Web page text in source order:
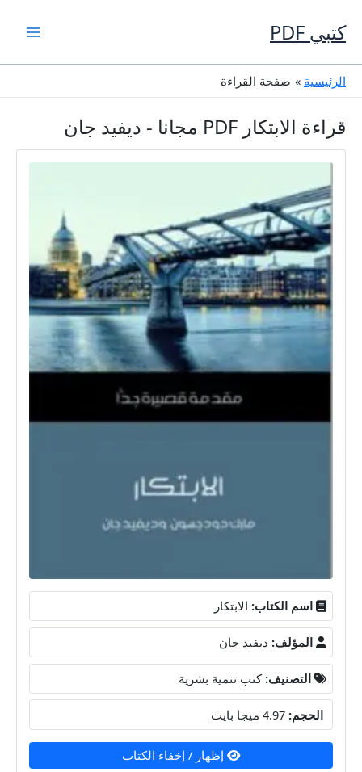
إلى
المحتوى
كتبي PDF
الرئيسية صفحة القراءة
قراءة الابتكار PDF مجانا - ديفيد جان
اسم الكتاب: الابتكار
المؤلف: ديفيد جان
التصنيف: كتب تنمية بشرية
الحجم:
إظهار / إخفاء الكتاب